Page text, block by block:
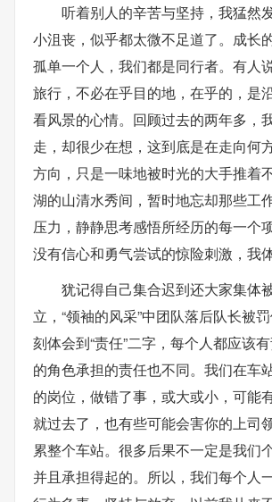
听着别人的辛苦与坚持，我猛然
小沮丧，似乎都太微不足道了。成长
孤单一个人，我们都是同行者。有人
旅行，不必在乎目的地，在乎的，是
看风景的心情。回顾过去的两年多，
走，却很少在想，这到底是在走向何
方向，只是一味地被时光的大手推着
湖的山清水秀间，暂时地忘却那些工
压力，静静思考感悟所经历的每一个
没有信心和勇气尝试的惊险刺激，我
犹记得自己集合迟到还大家集体
立，“领袖的风采”中团队落后队长被
刻体会到“责任”二字，每个人都应该
的角色承担的责任也不同。我们在车
的岗位，做错了事，或大或小，可能
就过去了，也有些可能会害你的上司
累整个车站。很多后果不一定是我们
并且承担得起的。所以，我们每个人